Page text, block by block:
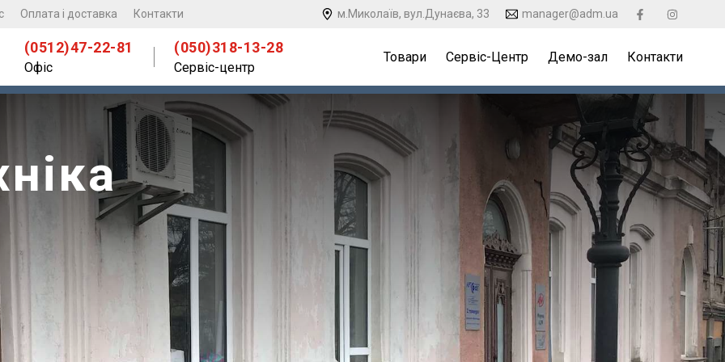
Оплата і доставка Контакти м.Миколаїв, вул.Дунаєва, 33 manager@adm.ua
(0512)47-22-81
Офіс
(050)318-13-28
Сервіс-центр
Товари Сервіс-Центр Демо-зал Контакти